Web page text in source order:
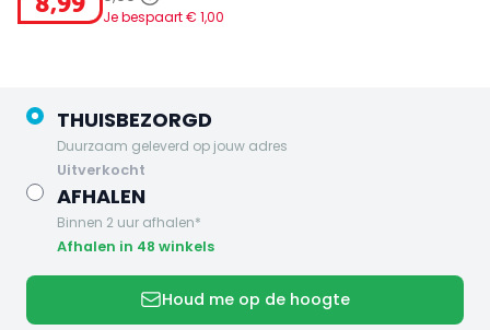
Je bespaart € 1,00
THUISBEZORGD
Duurzaam geleverd op jouw adres
uitverkocht
AFHALEN
Binnen 2 uur afhalen*
Afhalen in 48 winkels
Houd me op de hoogte